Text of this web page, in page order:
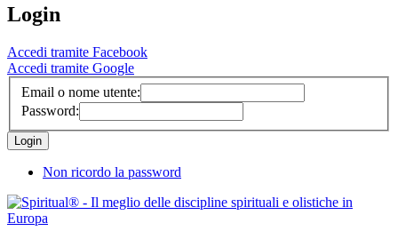
Login
Accedi tramite Facebook
Accedi tramite Google
Email o nome utente:
Password:
Non ricordo la password